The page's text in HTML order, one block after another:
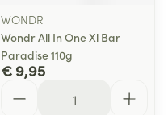
WONDR
Wondr All In One Xl Bar
Paradise 110g
€ 9,95